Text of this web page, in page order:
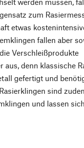
werden müssen,
zum
etwas
fallen aber
Verschleißprodukte
aus, denn klassische
gefertigt und
sind
und lassen